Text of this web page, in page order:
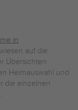
in
auf die
Übersichten
Heimauswahl und
die einzelnen